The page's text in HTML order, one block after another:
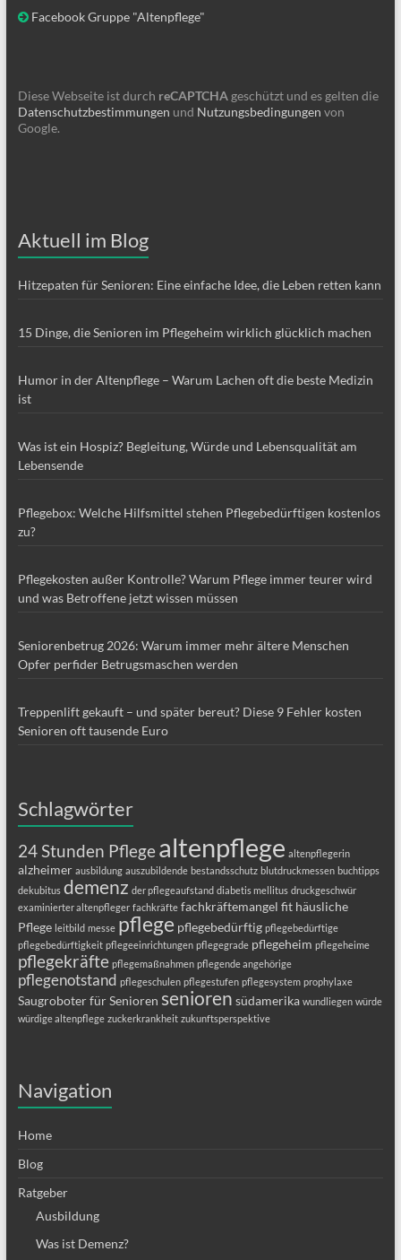
Facebook Gruppe "Altenpflege"
Diese Webseite ist durch reCAPTCHAgeschützt und es gelten die
Datenschutzbestimmungen und Nutzungsbedingungen von
Google.
Aktuell im Blog
Hitzepaten für Senioren: Eine einfache Idee, die Leben retten kann
15 Dinge, die Senioren im Pflegeheim wirklich glücklich machen
Humor in der Altenpflege – Warum Lachen oft die beste Medizin
ist
Was ist ein Hospiz? Begleitung, Würde und Lebensqualität am
Lebensende
Pflegebox: Welche Hilfsmittel stehen Pflegebedürftigen kostenlos
zu?
Pflegekosten außer Kontrolle? Warum Pflege immer teurer wird
und was Betroffene jetzt wissen müssen
Seniorenbetrug 2026: Warum immer mehr ältere Menschen
Opfer perfider Betrugsmaschen werden
Treppenlift gekauft – und später bereut? Diese 9 Fehler kosten
Senioren oft tausende Euro
Schlagwörter
24 Stunden Pflegealtenpflege altenpflegerin
alzheimer ausbildung auszubildende bestandsschutz blutdruckmessen buchtipps
dekubitus demenz der pflegeaufstand diabetis mellitus druckgeschwür
examinierter altenpfleger fachkräfte fachkräftemangel fit häusliche
Pflege leitbild messe pflege pflegebedürftig pflegebedürftige
pflegebedürftigkeit pflegeeinrichtungen pflegegrade pflegeheim pflegeheime
pflegekräfte pflegemaßnahmen pflegende angehörige
pflegenotstand pflegeschulen pflegestufen pflegesystem prophylaxe
Saugroboter für Senioren senioren südamerika wundliegen würde
würdige altenpflege zuckerkrankheit zukunftsperspektive
Navigation
Home
Blog
Ratgeber
Ausbildung
Was ist Demenz?